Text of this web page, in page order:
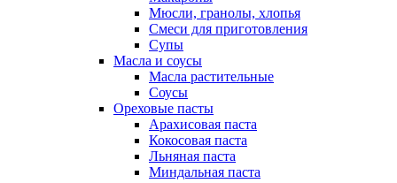
Мюсли, гранолы, хлопья
Смеси для приготовления
Супы
Масла и соусы
Масла растительные
Соусы
Ореховые пасты
Арахисовая паста
Кокосовая паста
Льняная паста
Миндальная паста